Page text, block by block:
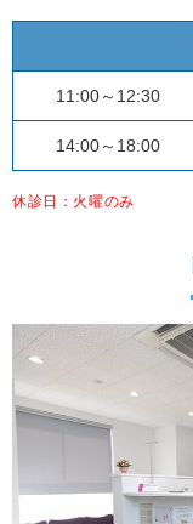
11:00～12:30
14:00～18:00
休診日：火曜のみ